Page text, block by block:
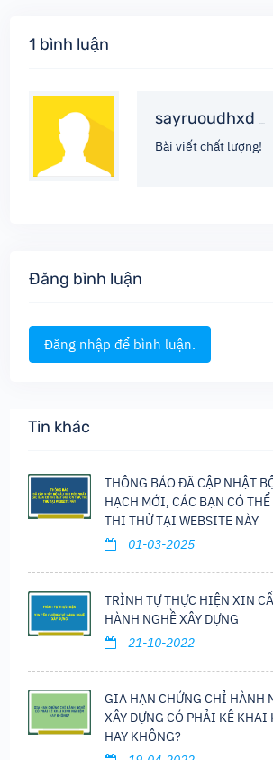
1 bình luận
sayruoudhxd
Bài viết chất lượng!
Đăng bình luận
Đăng nhập để bình luận.
Tin khác
THÔNG BÁO ĐÃ CẬP NHẬT
HẠCH MỚI, CÁC BẠN CÓ THỂ
THI THỬ TẠI WEBSITE NÀY
01-03-2025
TRÌNH TỰ THỰC HIỆN XIN
HÀNH NGHỀ XÂY DỰNG
21-10-2022
GIA HẠN CHỨNG CHỈ HÀNH
XÂY DỰNG CÓ PHẢI KÊ
HAY KHÔNG?